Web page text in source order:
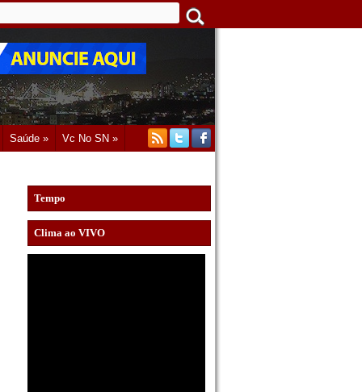
Saúde » Vc No SN »
Tempo
Clima ao VIVO